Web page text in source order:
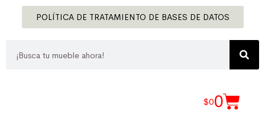
POLÍTICA DE TRATAMIENTO DE BASES DE DATOS
$00